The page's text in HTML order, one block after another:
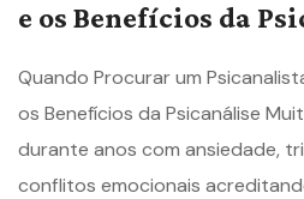
e os Benefícios da
Quando Procurar um
os Benefícios da Psicanálise
durante anos com ansiedade,
conflitos emocionais